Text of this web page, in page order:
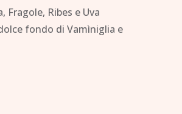
Ribes e Uva
fondo di Vamìniglia e